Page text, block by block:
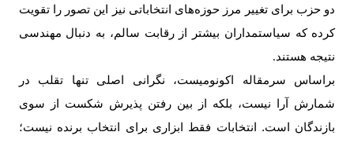
دو حزب برای تغییر مرز حوزه‌های انتخاباتی نیز این تصور را تقویت
کرده که سیاستمداران بیشتر از رقابت سالم، به دنبال مهندسی
نتیجه هستند.
براساس سرمقاله اکونومیست، نگرانی اصلی تنها تقلب در
شمارش آرا نیست، بلکه از بین رفتن پذیرش شکست از سوی
بازندگان است. انتخابات فقط ابزاری برای انتخاب برنده نیست؛